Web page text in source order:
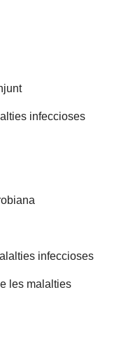
infeccioses
infeccioses
les malalties